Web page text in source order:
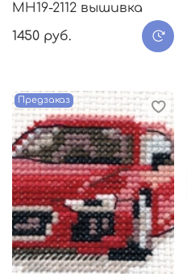
МH19-2112 вышивка
1450 руб.
Предзаказ